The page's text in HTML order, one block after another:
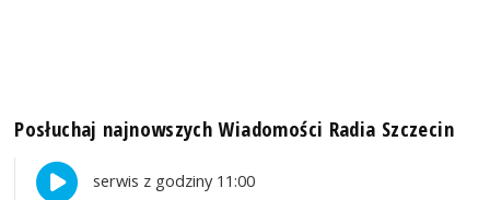
Posłuchaj najnowszych Wiadomości Radia Szczecin
serwis z godziny 11:00